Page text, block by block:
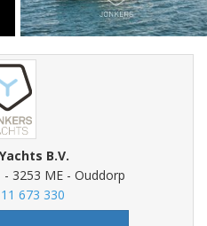
B.V.
3253 ME - Ouddorp
673 330